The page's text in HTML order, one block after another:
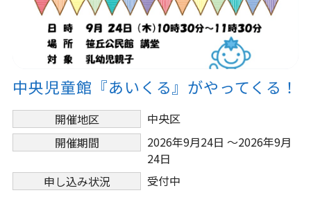
中央児童館『あいくる』がやってくる！
開催地区
中央区
開催期間
2026年9月24日 ～2026年9月
24日
申し込み状況
受付中